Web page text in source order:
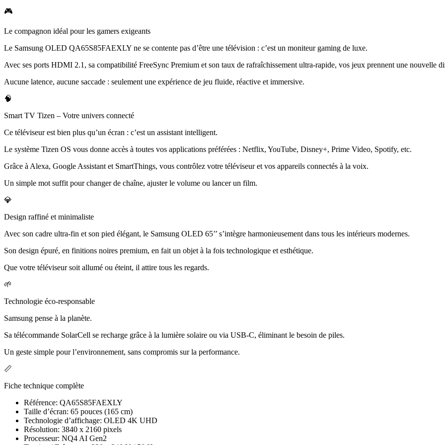
🎮
Le compagnon idéal pour les gamers exigeants
Le Samsung OLED QA65S85FAEXLY ne se contente pas d’être une télévision : c’est un moniteur gaming de luxe.
Avec ses ports HDMI 2.1, sa compatibilité FreeSync Premium et son taux de rafraîchissement ultra-rapide, vos jeux prennent une nouvelle
Aucune latence, aucune saccade : seulement une expérience de jeu fluide, réactive et immersive.
🧠
Smart TV Tizen – Votre univers connecté
Ce téléviseur est bien plus qu’un écran : c’est un assistant intelligent.
Le système Tizen OS vous donne accès à toutes vos applications préférées : Netflix, YouTube, Disney+, Prime Video, Spotify, etc.
Grâce à Alexa, Google Assistant et SmartThings, vous contrôlez votre téléviseur et vos appareils connectés à la voix.
Un simple mot suffit pour changer de chaîne, ajuster le volume ou lancer un film.
💎
Design raffiné et minimaliste
Avec son cadre ultra-fin et son pied élégant, le Samsung OLED 65’’ s’intègre harmonieusement dans tous les intérieurs modernes.
Son design épuré, en finitions noires premium, en fait un objet à la fois technologique et esthétique.
Que votre téléviseur soit allumé ou éteint, il attire tous les regards.
🌱
Technologie éco-responsable
Samsung pense à la planète.
Sa télécommande SolarCell se recharge grâce à la lumière solaire ou via USB-C, éliminant le besoin de piles.
Un geste simple pour l’environnement, sans compromis sur la performance.
📏
Fiche technique complète
Référence: QA65S85FAEXLY
Taille d’écran: 65 pouces (165 cm)
Technologie d’affichage: OLED 4K UHD
Résolution: 3840 x 2160 pixels
Processeur: NQ4 AI Gen2